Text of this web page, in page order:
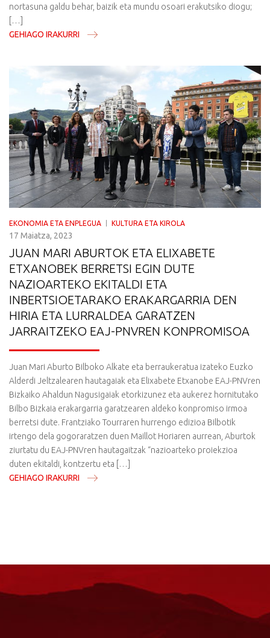
nortasuna galdu behar, baizik eta mundu osoari erakutsiko diogu;
[…]
GEHIAGO IRAKURRI
EKONOMIA ETA ENPLEGUA KULTURA ETA KIROLA
17 Maiatza, 2023
JUAN MARI ABURTOK ETA ELIXABETE
ETXANOBEK BERRETSI EGIN DUTE
NAZIOARTEKO EKITALDI ETA
INBERTSIOETARAKO ERAKARGARRIA DEN
HIRIA ETA LURRALDEA GARATZEN
JARRAITZEKO EAJ-PNVREN KONPROMISOA
Juan Mari Aburto Bilboko Alkate eta berraukeratua izateko Euzko
Alderdi Jeltzalearen hautagaiak eta Elixabete Etxanobe EAJ-PNVren
Bizkaiko Ahaldun Nagusigaiak etorkizunez eta aukerez hornitutako
Bilbo Bizkaia erakargarria garatzearen aldeko konpromiso irmoa
berretsi dute. Frantziako Tourraren hurrengo edizioa Bilbotik
irtengo dela gogoraratzen duen Maillot Horiaren aurrean, Aburtok
ziurtatu du EAJ-PNVren hautagaitzak “nazioarteko proiekzioa
duten ekitaldi, kontzertu eta […]
GEHIAGO IRAKURRI